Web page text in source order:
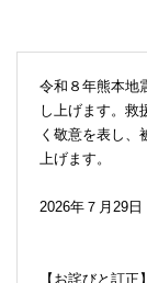
令和８年熊本地
し上げます。救
く敬意を表し、
上げます。
2026年７月29
【お詫びと訂正】